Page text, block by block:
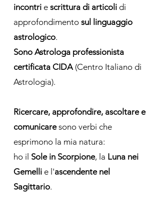
incontri e scrittura di articoli di
approfondimento sul linguaggio
astrologico.
Sono Astrologa professionista
certificata CIDA (Centro Italiano di
Astrologia).
Ricercare, approfondire, ascoltare e
comunicaresono verbi che
esprimono la mia natura:
ho il Sole in Scorpione, la Luna nei
Gemelli e l'ascendente nel
Sagittario.